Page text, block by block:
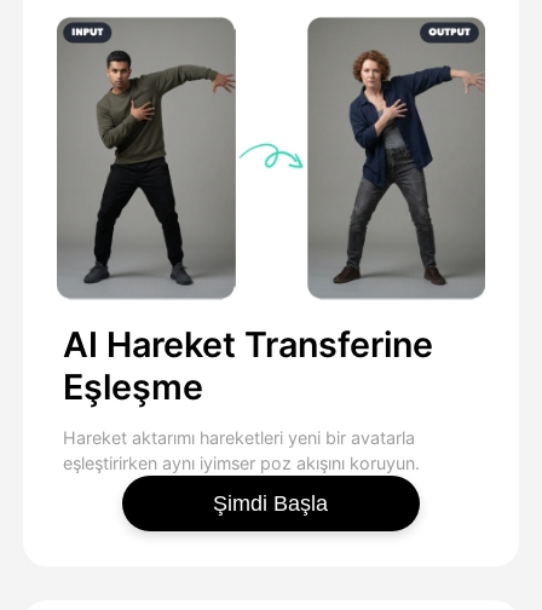
AI Hareket Transferine
Eşleşme
Hareket aktarımı hareketleri yeni bir avatarla
eşleştirirken aynı iyimser poz akışını koruyun.
Şimdi Başla